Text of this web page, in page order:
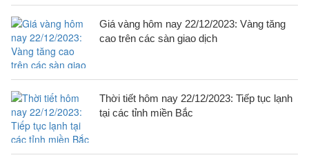
Giá vàng hôm nay 22/12/2023: Vàng tăng
cao trên các sàn giao dịch
Thời tiết hôm nay 22/12/2023: Tiếp tục lạnh
tại các tỉnh miền Bắc